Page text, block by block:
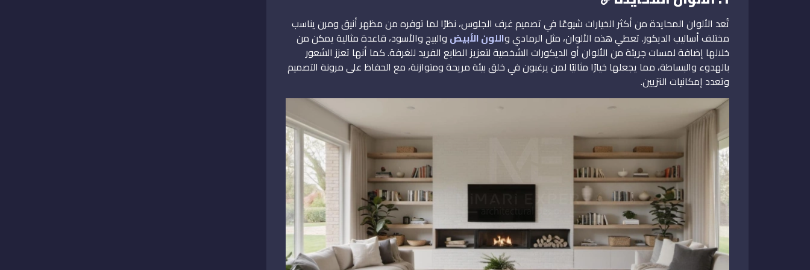
تُعد الألوان المحايدة من أكثر الخيارات شيوعًا في تصميم غرف الجلوس، نظرًا لما توفره من مظهر أنيق ومرن يناسب
مختلف أساليب الديكور. تعطي هذه الألوان، مثل الرمادي واللون الأبيض والبيج والأسود، قاعدة مثالية يمكن من
خلالها إضافة لمسات جريئة من الألوان أو الديكورات الشخصية لتعزيز الطابع الفريد للغرفة. كما أنها تعزز الشعور
بالهدوء والبساطة، مما يجعلها خيارًا مثاليًا لمن يرغبون في خلق بيئة مريحة ومتوازنة، مع الحفاظ على مرونة التصميم
وتعدد إمكانيات التزيين.